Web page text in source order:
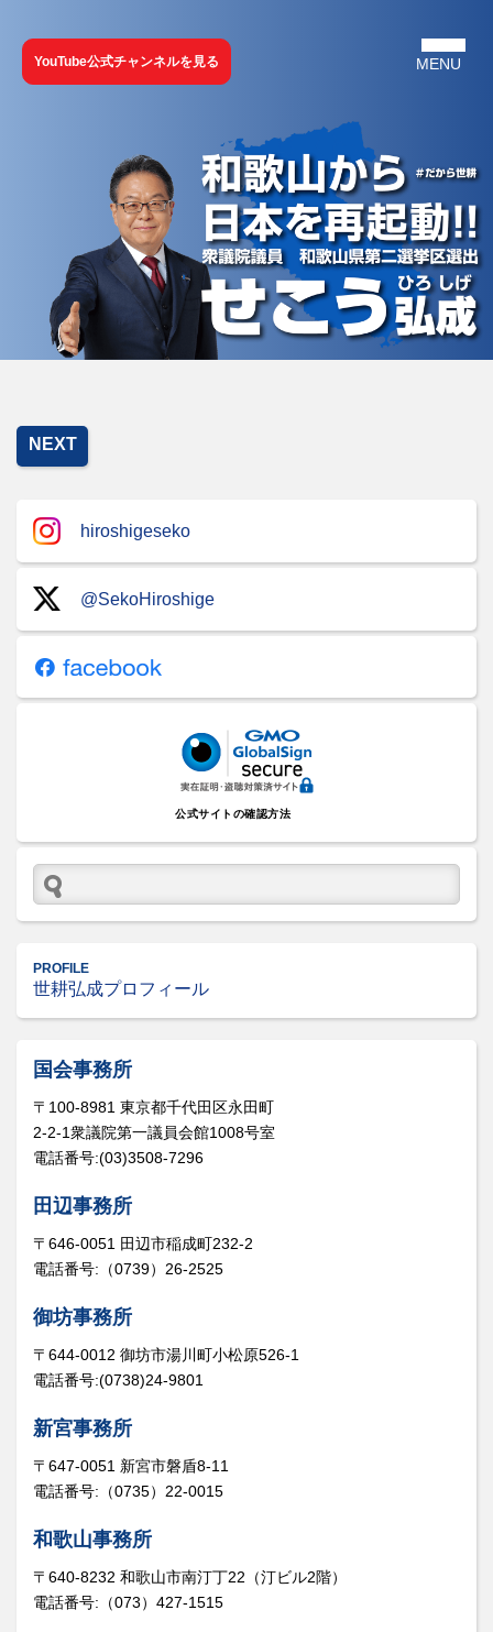
YouTube公式チャンネルを見る
NEXT
hiroshigeseko
@SekoHiroshige
公式サイトの確認方法
PROFILE
世耕弘成プロフィール
国会事務所
〒100-8981 東京都千代田区永田町
2-2-1衆議院第一議員会館1008号室
電話番号:(03)3508-7296
田辺事務所
〒646-0051 田辺市稲成町232-2
電話番号:（0739）26-2525
御坊事務所
〒644-0012 御坊市湯川町小松原526-1
電話番号:(0738)24-9801
新宮事務所
〒647-0051 新宮市磐盾8-11
電話番号:（0735）22-0015
和歌山事務所
〒640-8232 和歌山市南汀丁22（汀ビル2階）
電話番号:（073）427-1515